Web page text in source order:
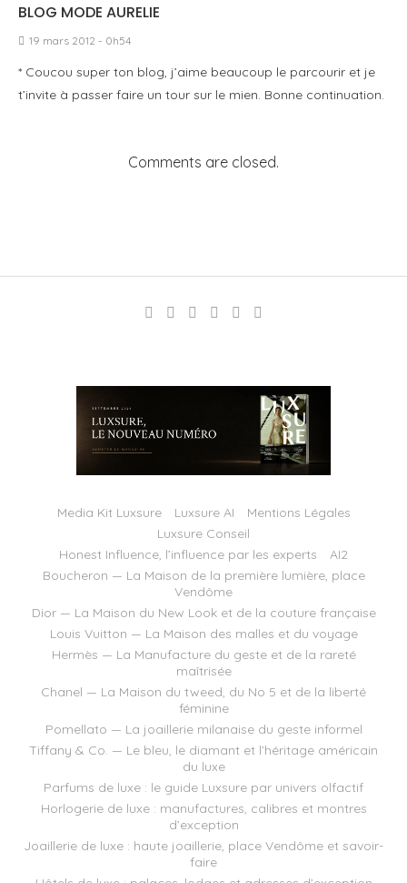
BLOG MODE AURELIE
19 mars 2012 - 0h54
* Coucou super ton blog, j’aime beaucoup le parcourir et je
t’invite à passer faire un tour sur le mien. Bonne continuation.
Comments are closed.
Media Kit Luxsure Luxsure AI
Mentions Légales
Luxsure Conseil
Honest Influence, l’influence par les experts
AI2
Boucheron — La Maison de la première lumière, place
Vendôme
Dior — La Maison du New Look et de la couture française
Louis Vuitton — La Maison des malles et du voyage
Hermès — La Manufacture du geste et de la rareté
maîtrisée
Chanel — La Maison du tweed, du No 5 et de la liberté
féminine
Pomellato — La joaillerie milanaise du geste informel
Tiffany & Co. — Le bleu, le diamant et l’héritage américain
du luxe
Parfums de luxe : le guide Luxsure par univers olfactif
Horlogerie de luxe : manufactures, calibres et montres
d’exception
Joaillerie de luxe : haute joaillerie, place Vendôme et savoir-
faire